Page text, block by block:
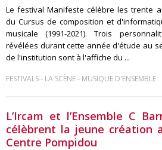
Le festival Manifeste célèbre les trente
du Cursus de composition et
musicale (1991-2021). Trois
révélées durant cette année d'étude au
de l'institution sont à l'affiche du ...
FESTIVALS- LA SCÈNE- MUSIQUE D'ENSEMBLE
L’Ircam et l’Ensemble C
célèbrent la jeune création
Centre Pompidou